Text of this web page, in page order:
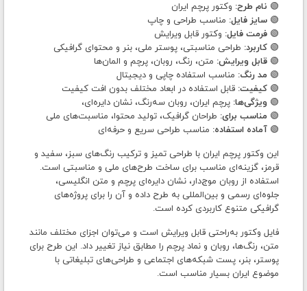
🟢 نام طرح: وکتور پرچم ایران
🟢 سایز فایل: مناسب طراحی و چاپ
🟢 فرمت فایل: وکتور قابل ویرایش
🟢 کاربرد: طراحی مناسبتی، پوستر ملی، بنر و محتوای گرافیکی
🟢 قابل ویرایش: متن، رنگ، روبان، پرچم و المان‌ها
🟢 مد رنگ: مناسب استفاده چاپی و دیجیتال
🟢 کیفیت: قابل استفاده در ابعاد مختلف بدون افت کیفیت
🟢 ویژگی‌ها: پرچم ایران، روبان سه‌رنگ، نشان دایره‌ای،
🟢 مناسب برای: طراحان گرافیک، تولید محتوا، مناسبت‌های ملی
🟢 آماده استفاده: مناسب طراحی سریع و حرفه‌ای
این وکتور پرچم ایران با طراحی تمیز و ترکیب رنگ‌های سبز، سفید و
قرمز، گزینه‌ای مناسب برای ساخت طرح‌های ملی و مناسبتی است.
استفاده از روبان موج‌دار، نشان دایره‌ای پرچم و متن انگلیسی،
جلوه‌ای رسمی و بین‌المللی به طرح داده و آن را برای پروژه‌های
گرافیکی متنوع کاربردی کرده است.
فایل وکتور به‌راحتی قابل ویرایش است و می‌توان اجزای مختلف مانند
متن، رنگ‌ها، روبان و نماد پرچم را مطابق نیاز تغییر داد. این طرح برای
پوستر، بنر، پست شبکه‌های اجتماعی و طراحی‌های تبلیغاتی با
موضوع ایران بسیار مناسب است.